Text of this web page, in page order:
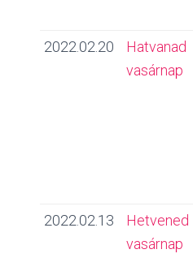
2022.02.20
Hatvanad
vasárnap
2022.02.13
Hetvened
vasárnap